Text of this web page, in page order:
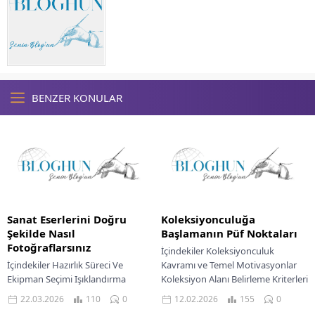
BENZER KONULAR
Sanat Eserlerini Doğru
Şekilde Nasıl
Fotoğraflarsınız
İçindekiler Hazırlık Süreci Ve
Ekipman Seçimi Işıklandırma
Prensipleri Kamera Ayarlarını
Doğru Yapmak Kompozisyon Ve
22.03.2026 110 0
Koleksiyonculuğa
Başlamanın Püf Noktaları
İçindekiler Koleksiyonculuk
Kavramı ve Temel Motivasyonlar
Koleksiyon Alanı Belirleme Kriterleri
Başlangıç Aşaması ve İlk Edinimin
Prensipleri Koleksiyon Objelerinin
12.02.2026 155 0